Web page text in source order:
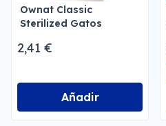
Ownat Classic
Sterilized Gatos
2,41 €
Añadir